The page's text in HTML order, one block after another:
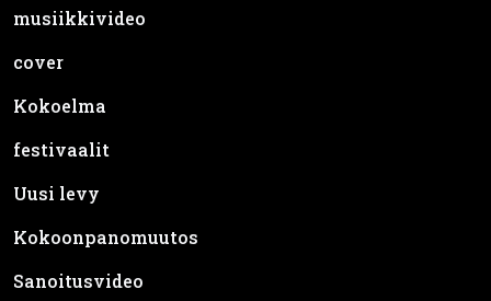
cover
festivaalit
Uusi levy
Kokoonpanomuutos
Sanoitusvideo
Sooloalbumi